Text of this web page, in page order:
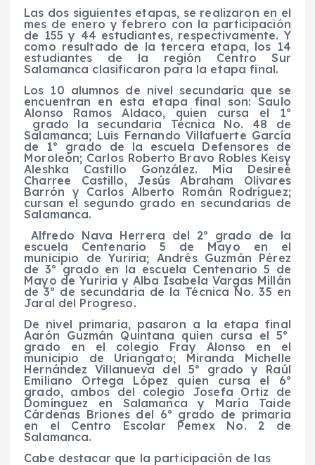
Las dos siguientes etapas, se realizaron en el
mes de enero y febrero con la participación
de 155 y 44 estudiantes,respectivamente. Y
como resultado de la tercera etapa, los 14
estudiantes de la región Centro Sur
Salamanca clasificaron para la etapa final.
Los 10 alumnos de nivel secundaria que se
encuentran en esta etapa final son:Saulo
Alonso Ramos Aldaco,
quien cursa el 1º
grado la secundaria Técnica No. 48 de
Salamanca; Luis Fernando Villafuerte García
de 1º grado de la escuela Defensores de
Moroleón; Carlos Roberto Bravo Robles Keisy
Aleshka Castillo González.
Mía Desireé
Charree Castillo, Jesús Abraham Olivares
Barrón y Carlos Alberto Román Rodríguez;
cursan el segundo grado en secundarias de
Salamanca.
Alfredo Nava Herrera del 2º grado de la
escuela Centenario 5 de Mayo en el
municipio de Yuriria; Andrés Guzmán Pérez
de 3ºgrado en la escuela Centenario 5 de
Mayo de Yuriria y Alba Isabela Vargas Millán
de 3º de secundaria de la Técnica No. 35 en
Jaral del Progreso.
De nivel primaria, pasaron a la etapa final
Aarón Guzmán Quintana quien cursa el 5º
grado en el colegio Fray Alonso en el
municipio de Uriangato; Miranda Michelle
Hernández Villanueva del 5º gradoy Raúl
Emiliano Ortega López quien cursa el 6º
grado, ambos del colegio Josefa Ortiz de
Domínguez en Salamanca y María Taide
Cárdenas Briones del 6º grado de primaria
en el Centro Escolar Pemex No. 2 de
Salamanca.
Cabe destacar que la participación de las